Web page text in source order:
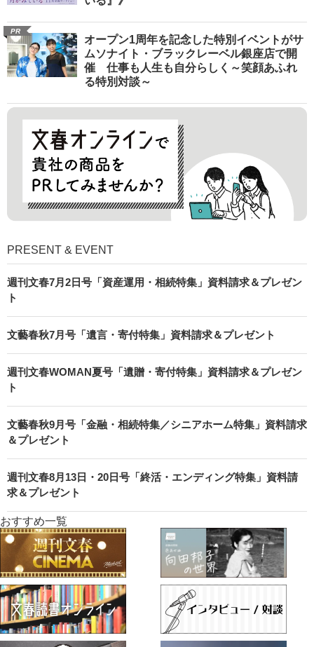
PR
オープン1周年を記念した特別イベントがサ
ムソナイト・ブラックレーベル銀座店で開
催 仕事も人生も自分らしく～笑顔あふれ
る特別対談～
PRESENT & EVENT
週刊文春7月2日号「資産運用・相続特集」資料請求＆プレゼン
ト
文藝春秋7月号「遺言・寄付特集」資料請求＆プレゼント
週刊文春WOMAN夏号「遺贈・寄付特集」資料請求＆プレゼン
ト
文藝春秋9月号「金融・相続特集／シニアホーム特集」資料請求
＆プレゼント
週刊文春8月13日・20日号「終活・エンディング特集」資料請
求＆プレゼント
おすすめ一覧